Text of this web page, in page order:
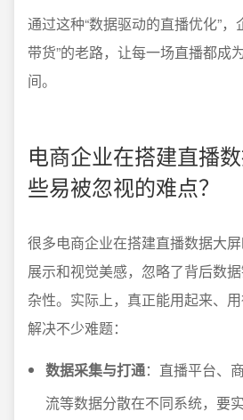
通过这种“数据驱动的直播优化”，
带货”的老路，让每一场直播都成
间。
电商企业在搭建直播
些易被忽视的难点？
很多电商企业在搭建直播数据大
展示和视觉美感，忽略了背后数
杂性。实际上，真正能用起来、
解决不少难题：
数据采集与打通：直播平台、
流等数据分散在不同系统，要